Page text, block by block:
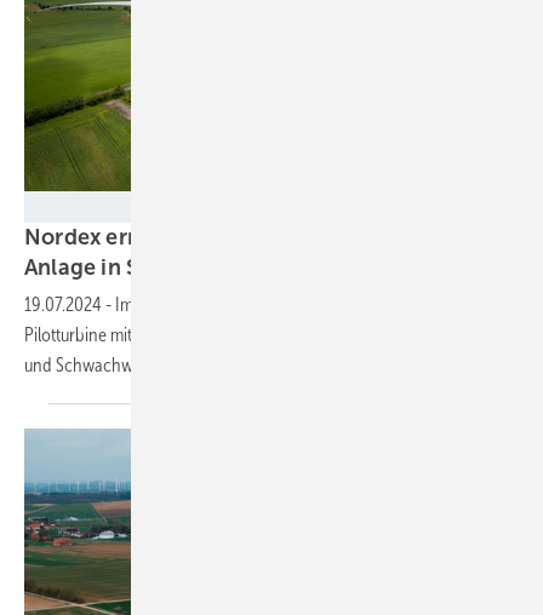
Nordex errichtet weltweit erste 6,8-MW-
Anlage in Schleswig-Holstein
19.07.2024 - Im Testfeld „Bürgerwindpark Janneby“ soll die
Pilotturbine mit 86 Meter langen Rotorblättern ihre Stärken für Mittel-
und Schwachwind-Standorte unter Beweis